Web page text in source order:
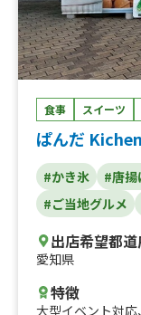
食事 スイーツ
ぱんだ Kichen
#かき氷 #唐揚
#ご当地グルメ
出店希望都
愛知県
特徴
大型イベント対応、